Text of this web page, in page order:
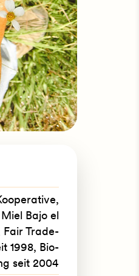
Bajo el
Fair Trade-
1998, Bio-
seit 2004